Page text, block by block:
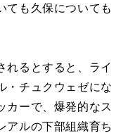
ても久保についても
るとすると、ライ
・チュクウェゼにな
カーで、爆発的なス
アルの下部組織育ち